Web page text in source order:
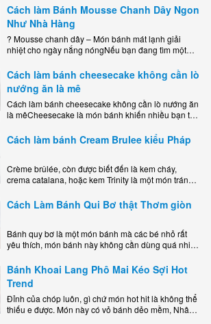
Cách làm Bánh Mousse Chanh Dây Ngon
Như Nhà Hàng
? Mousse chanh dây – Món bánh mát lạnh giải
nhiệt cho ngày nắng nóngNếu bạn đang tìm một
dễ..
Cách làm bánh cheesecake không cần lò
nướng ăn là mê
Cách làm bánh cheesecake không cần lò nướng ăn
là mêCheesecake là món bánh khiến nhiều bạn trẻ
kem..
Cách làm bánh Cream Brulee kiểu Pháp
Crème brûlée, còn được biết đến là kem cháy,
crema catalana, hoặc kem Trinity là một món tráng
lớp..
Cách Làm Bánh Qui Bơ thật Thơm giòn
Bánh quy bơ là một món bánh mà các bé nhỏ rất
yêu thích, món bánh này không cần dùng quá nhiều
Bánh Khoai Lang Phô Mai Kéo Sợi Hot
Trend
Đỉnh của chóp luôn, gì chứ món hot hit là không thể
thiếu e được. Món này có vỏ bánh dẻo mềm, Nhân